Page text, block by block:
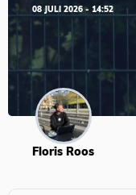
08 JULI 2026 - 14:52
Floris Roos